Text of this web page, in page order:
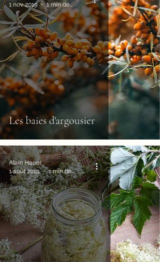
Les baies d'argousier
1 nov. 2019
1 min de lecture
Alain Hauer
1 août 2019
1 min de lecture